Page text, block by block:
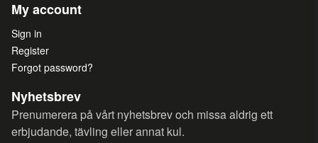
My account
Sign in
Register
Forgot password?
Nyhetsbrev
Prenumerera på vårt nyhetsbrev och missa aldrig ett
erbjudande, tävling eller annat kul.